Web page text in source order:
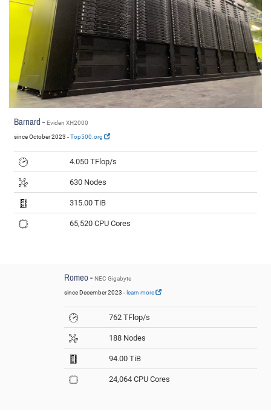
Barnard - Eviden XH2000
since October 2023 -Top500.org
4.050 TFlop/s
630 Nodes
315.00 TiB
65,520 CPU Cores
Romeo - NEC Gigabyte
since December 2023 - learn more
762 TFlop/s
188 Nodes
94.00 TiB
24,064 CPU Cores